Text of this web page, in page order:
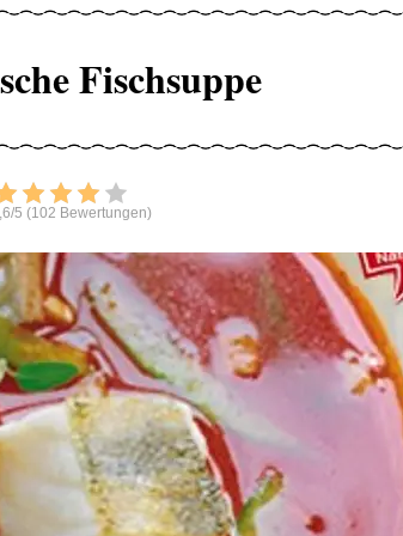
Fischsuppe
Bewerten
5 (102 Bewertungen)